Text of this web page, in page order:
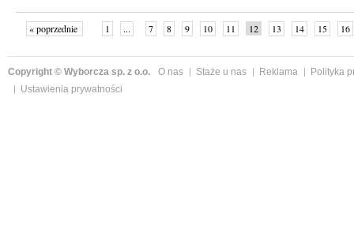
« poprzednie 1 ... 7 8 9 10 11 12 13 14 15 16
Copyright © Wyborcza sp. z o.o. O nas Staże u nas Reklama
Polityka
Ustawienia prywatności